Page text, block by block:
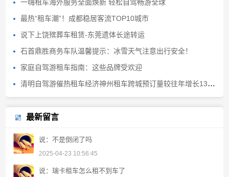
一嗨租车海外服务全面焕新 轻松自驾畅游全球
最热“租车潮”！成都稳居客流TOP10城市
说下上饶殡葬车租赁-东莞遗体长途转运
石首鼎胜商务车队温馨提示：冰雪天气注意出行安全！
家庭自驾游租车指南：这些品牌受欢迎
清明自驾游催热租车经济神州租车跨城预订量较往年增长130%
最新留言
说：不是倒闭了吗
2025-04-23 10:56:45
说：瑞卡租车怎么租不到车了